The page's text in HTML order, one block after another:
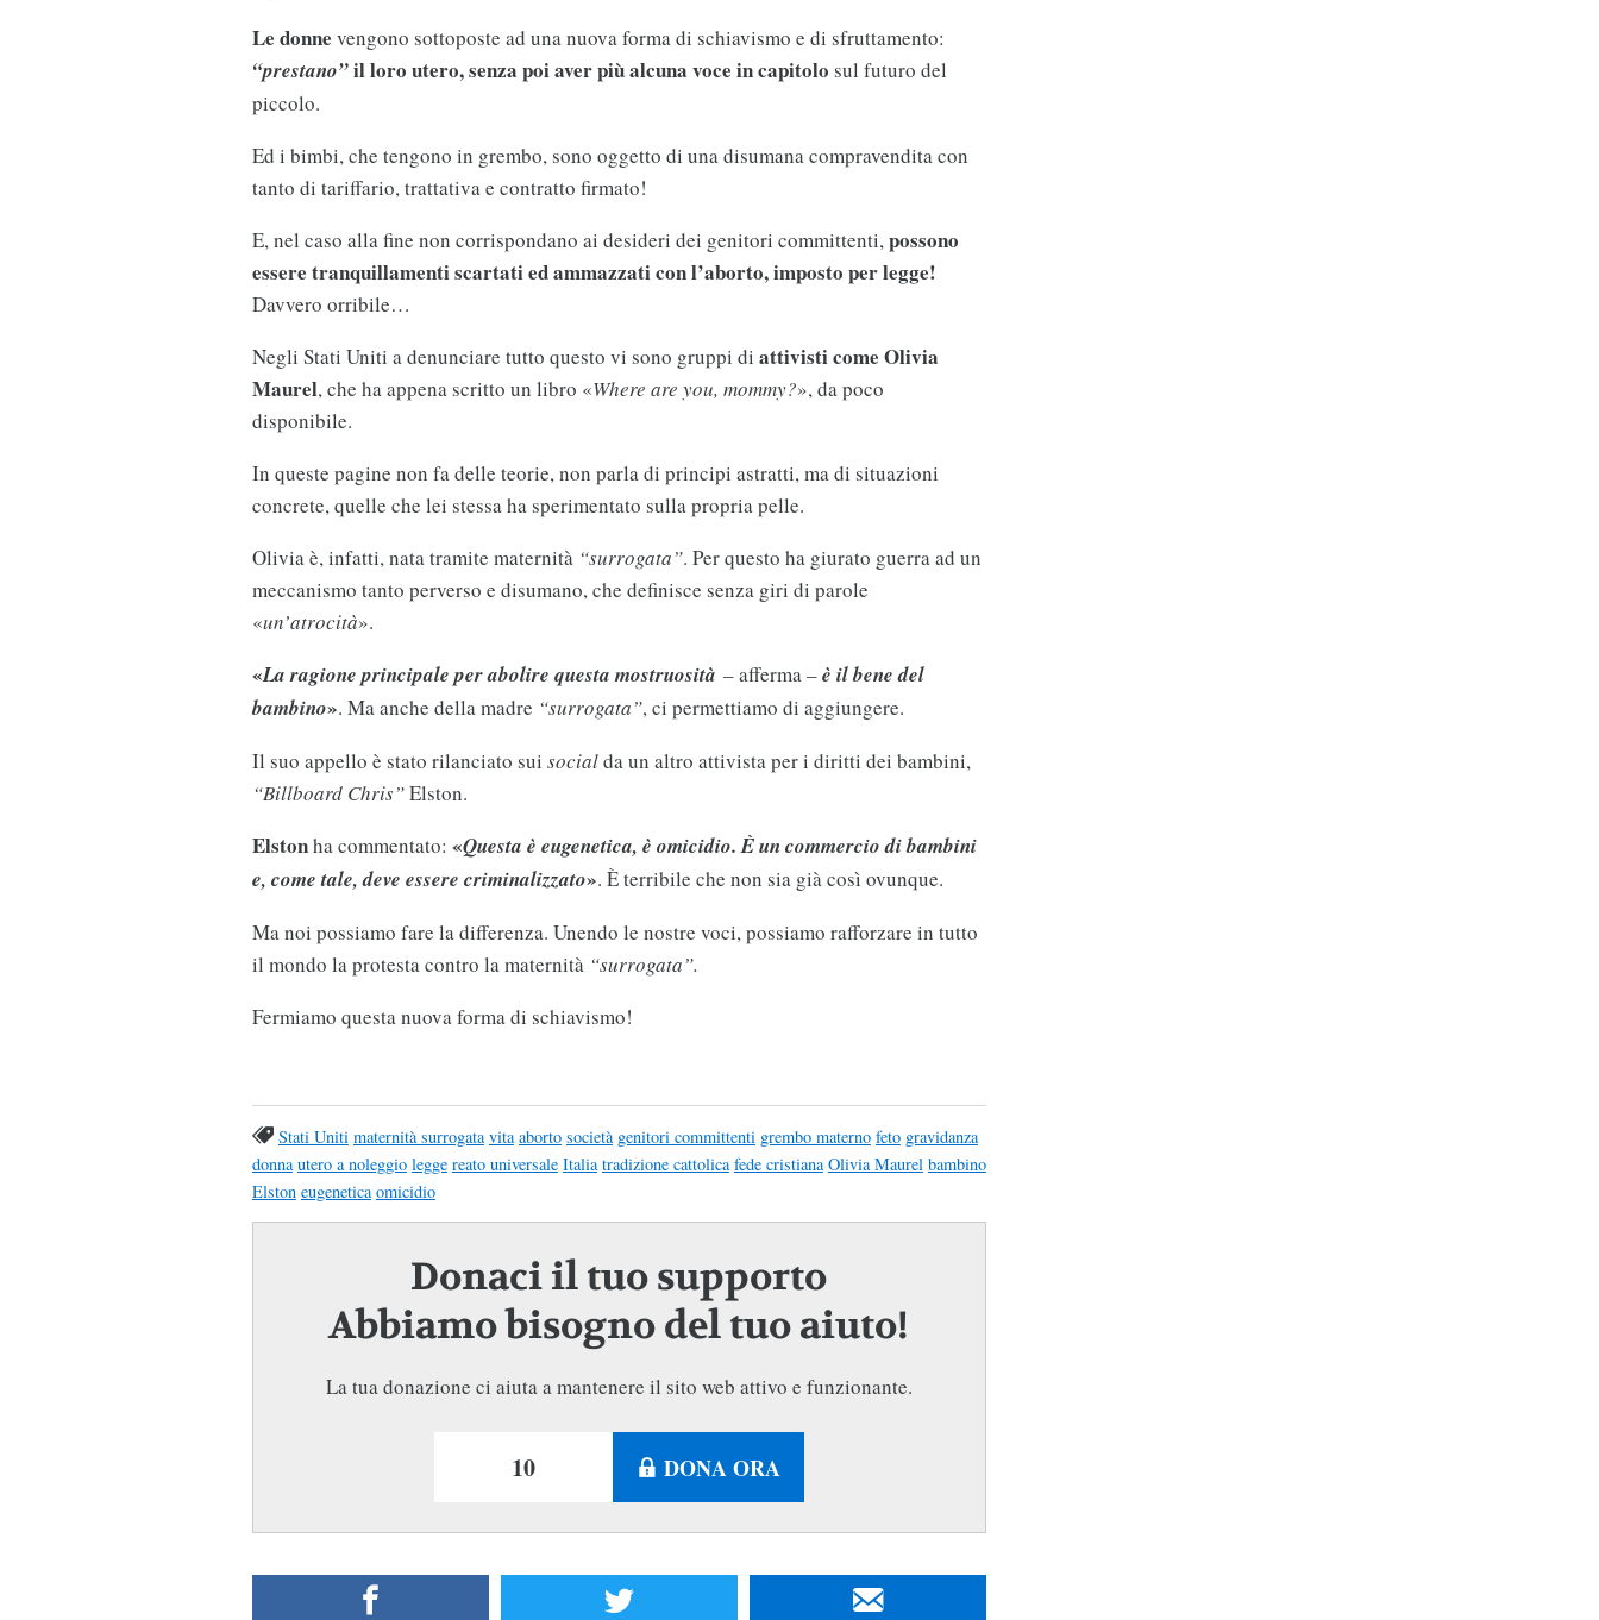
Le donne vengono sottoposte ad una nuova forma di schiavismo e di sfruttamento:
“prestano”il loro utero, senza poi aver più alcuna voce in capitolo sul futuro del
piccolo.
Ed i bimbi, che tengono in grembo, sono oggetto di una disumana compravendita con
tanto di tariffario, trattativa e contratto firmato!
E, nel caso alla fine non corrispondano ai desideri dei genitori committenti, possono
essere tranquillamenti scartati ed ammazzati con l’aborto, imposto per legge!
Davvero orribile…
Negli Stati Uniti a denunciare tutto questo vi sono gruppi di attivisti come Olivia
Maurel, che ha appena scritto un libro «Where are you, mommy?», da poco
disponibile.
In queste pagine non fa delle teorie, non parla di principi astratti, ma di situazioni
concrete, quelle che lei stessa ha sperimentato sulla propria pelle.
Olivia è, infatti, nata tramite maternità “surrogata”. Per questo ha giurato guerra ad un
meccanismo tanto perverso e disumano, che definisce senza giri di parole
«un’atrocità».
«La ragione principale per abolire questa mostruosità – afferma –è il bene del
bambino». Ma anche della madre “surrogata”, ci permettiamo di aggiungere.
Il suo appello è stato rilanciato sui socialda un altro attivista per i diritti dei bambini,
“Billboard Chris”Elston.
Elstonha commentato: «Questa è eugenetica, è omicidio. È un commercio di bambini
e, come tale, deve essere criminalizzato». È terribile che non sia già così ovunque.
Ma noi possiamo fare la differenza. Unendo le nostre voci, possiamo rafforzare in tutto
il mondo la protesta contro la maternità “surrogata”.
Fermiamo questa nuova forma di schiavismo!
Stati Uniti maternità surrogata vita aborto società genitori committenti grembo materno feto gravidanza
donna utero a noleggio legge reato universale Italia tradizione cattolica fede cristiana Olivia Maurel bambino
Elston eugenetica omicidio
Donaci il tuo supporto
Abbiamo bisogno del tuo aiuto!
La tua donazione ci aiuta a mantenere il sito web attivo e funzionante.
DONA ORA